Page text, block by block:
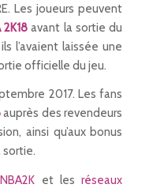
Les joueurs peuvent
2K18avant la sortie du
l’avaient laissée une
officielle du jeu.
2017. Les fans
auprès des revendeurs
ainsi qu’aux bonus
sortie.
et lesréseaux